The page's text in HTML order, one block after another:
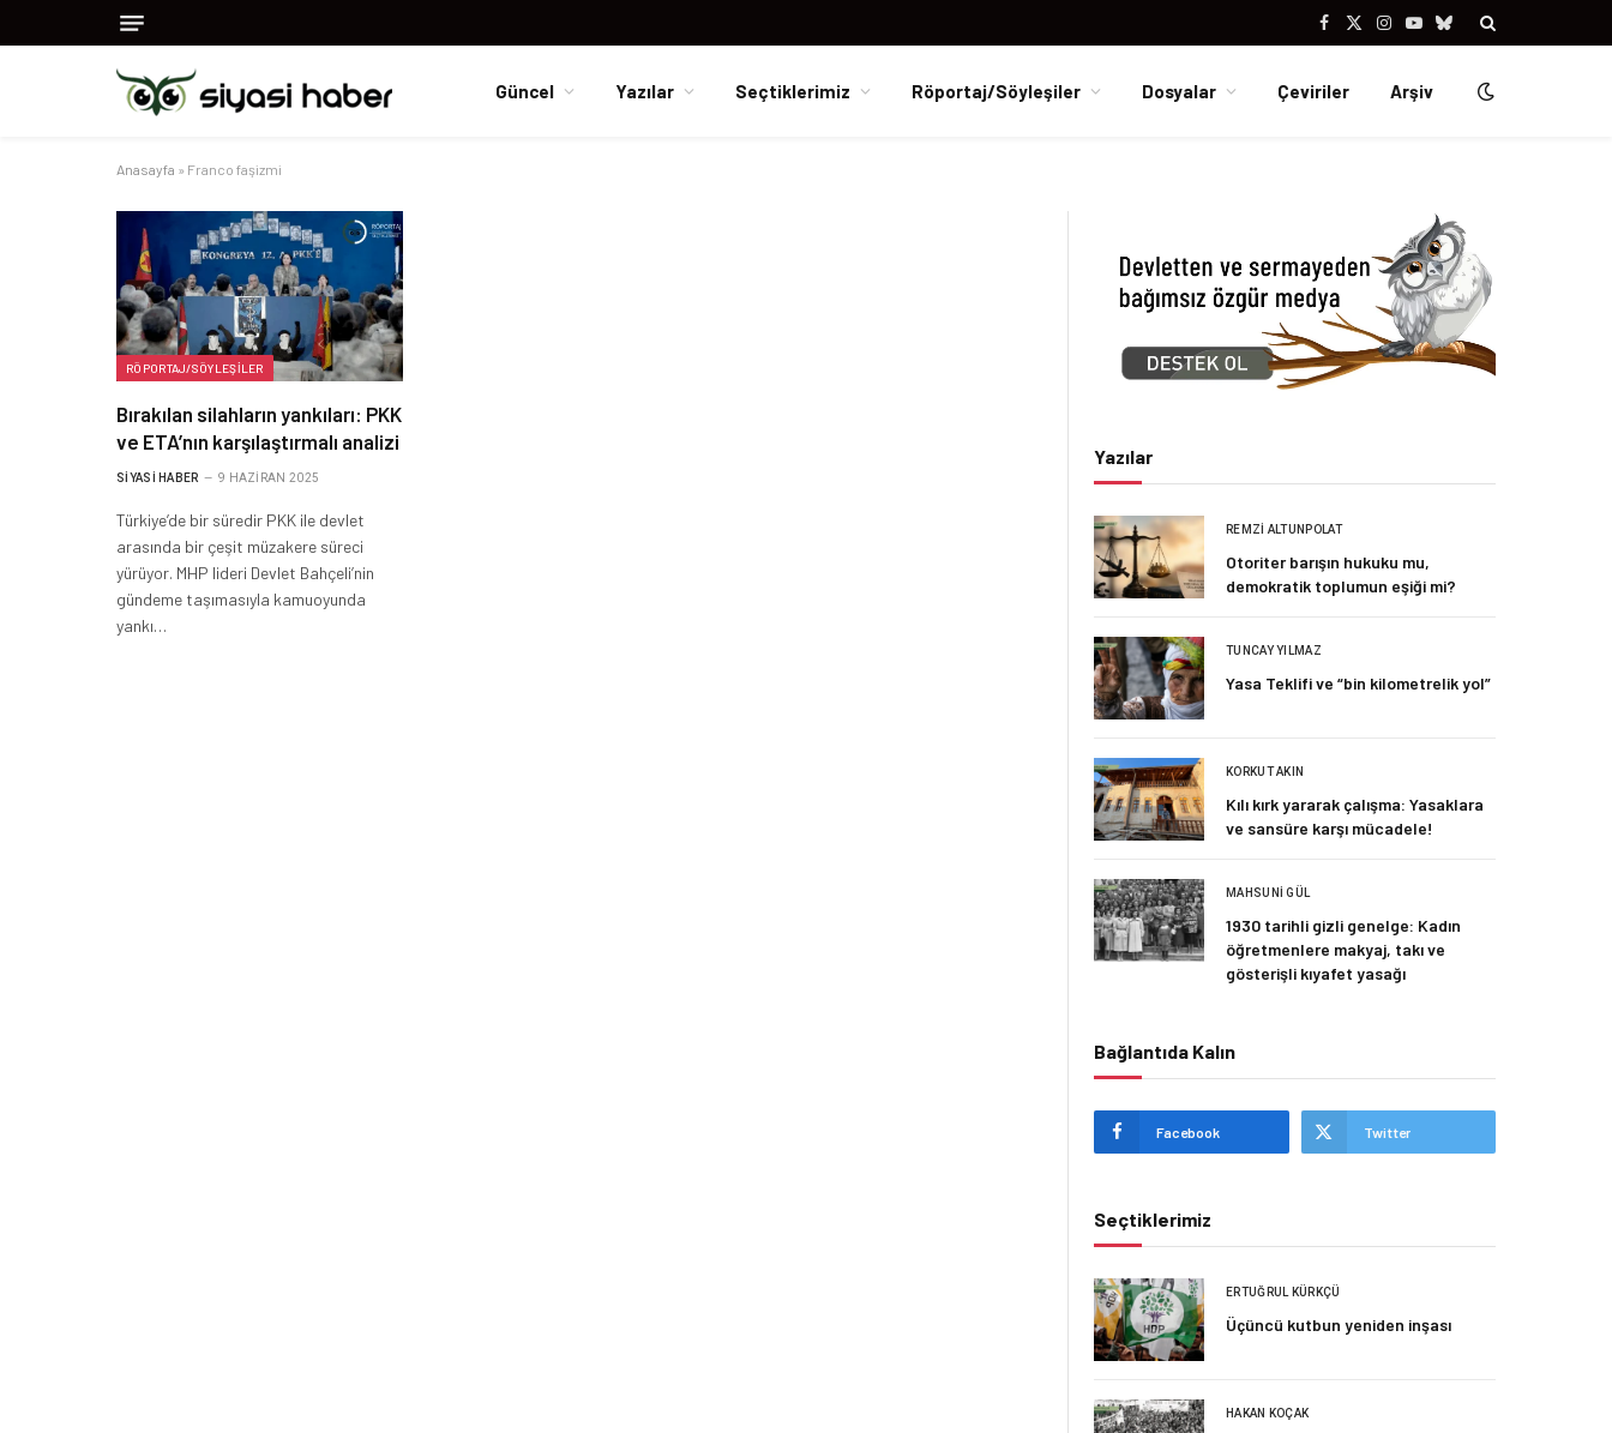
Facebook
X
Instagram
YouTubeBluesky
Güncel Yazılar Seçtiklerimiz Röportaj/Söyleşiler Dosyalar Çeviriler Arşiv
Anasayfa » Franco faşizmi
RÖPORTAJ/SÖYLEŞILER
Bırakılan silahların yankıları: PKK
ve ETA’nın karşılaştırmalı analizi
SIYASI HABER 9 HAZIRAN 2025
Türkiye’de bir süredir PKK ile devlet
arasında bir çeşit müzakere süreci
yürüyor. MHP lideri Devlet Bahçeli’nin
gündeme taşımasıyla kamuoyunda
yankı…
Yazılar
REMZI ALTUNPOLAT
Otoriter barışın hukuku mu,
demokratik toplumun eşiği mi?
TUNCAY YILMAZ
Yasa Teklifi ve “bin kilometrelik yol”
KORKUT AKIN
Kılı kırk yararak çalışma: Yasaklara
ve sansüre karşı mücadele!
MAHSUNI GÜL
1930 tarihli gizli genelge: Kadın
öğretmenlere makyaj, takı ve
gösterişli kıyafet yasağı
Bağlantıda Kalın
Facebook Twitter
Seçtiklerimiz
ERTUĞRUL KÜRKÇÜ
Üçüncü kutbun yeniden inşası
HAKAN KOÇAK